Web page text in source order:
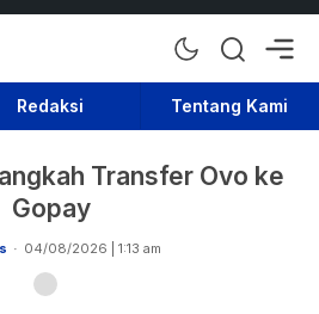
Redaksi Tentang Kami
Transfer Ovo ke
Gopay
04/08/2026 | 1:13 am